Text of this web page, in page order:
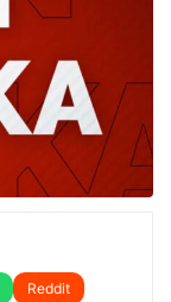
Reddit